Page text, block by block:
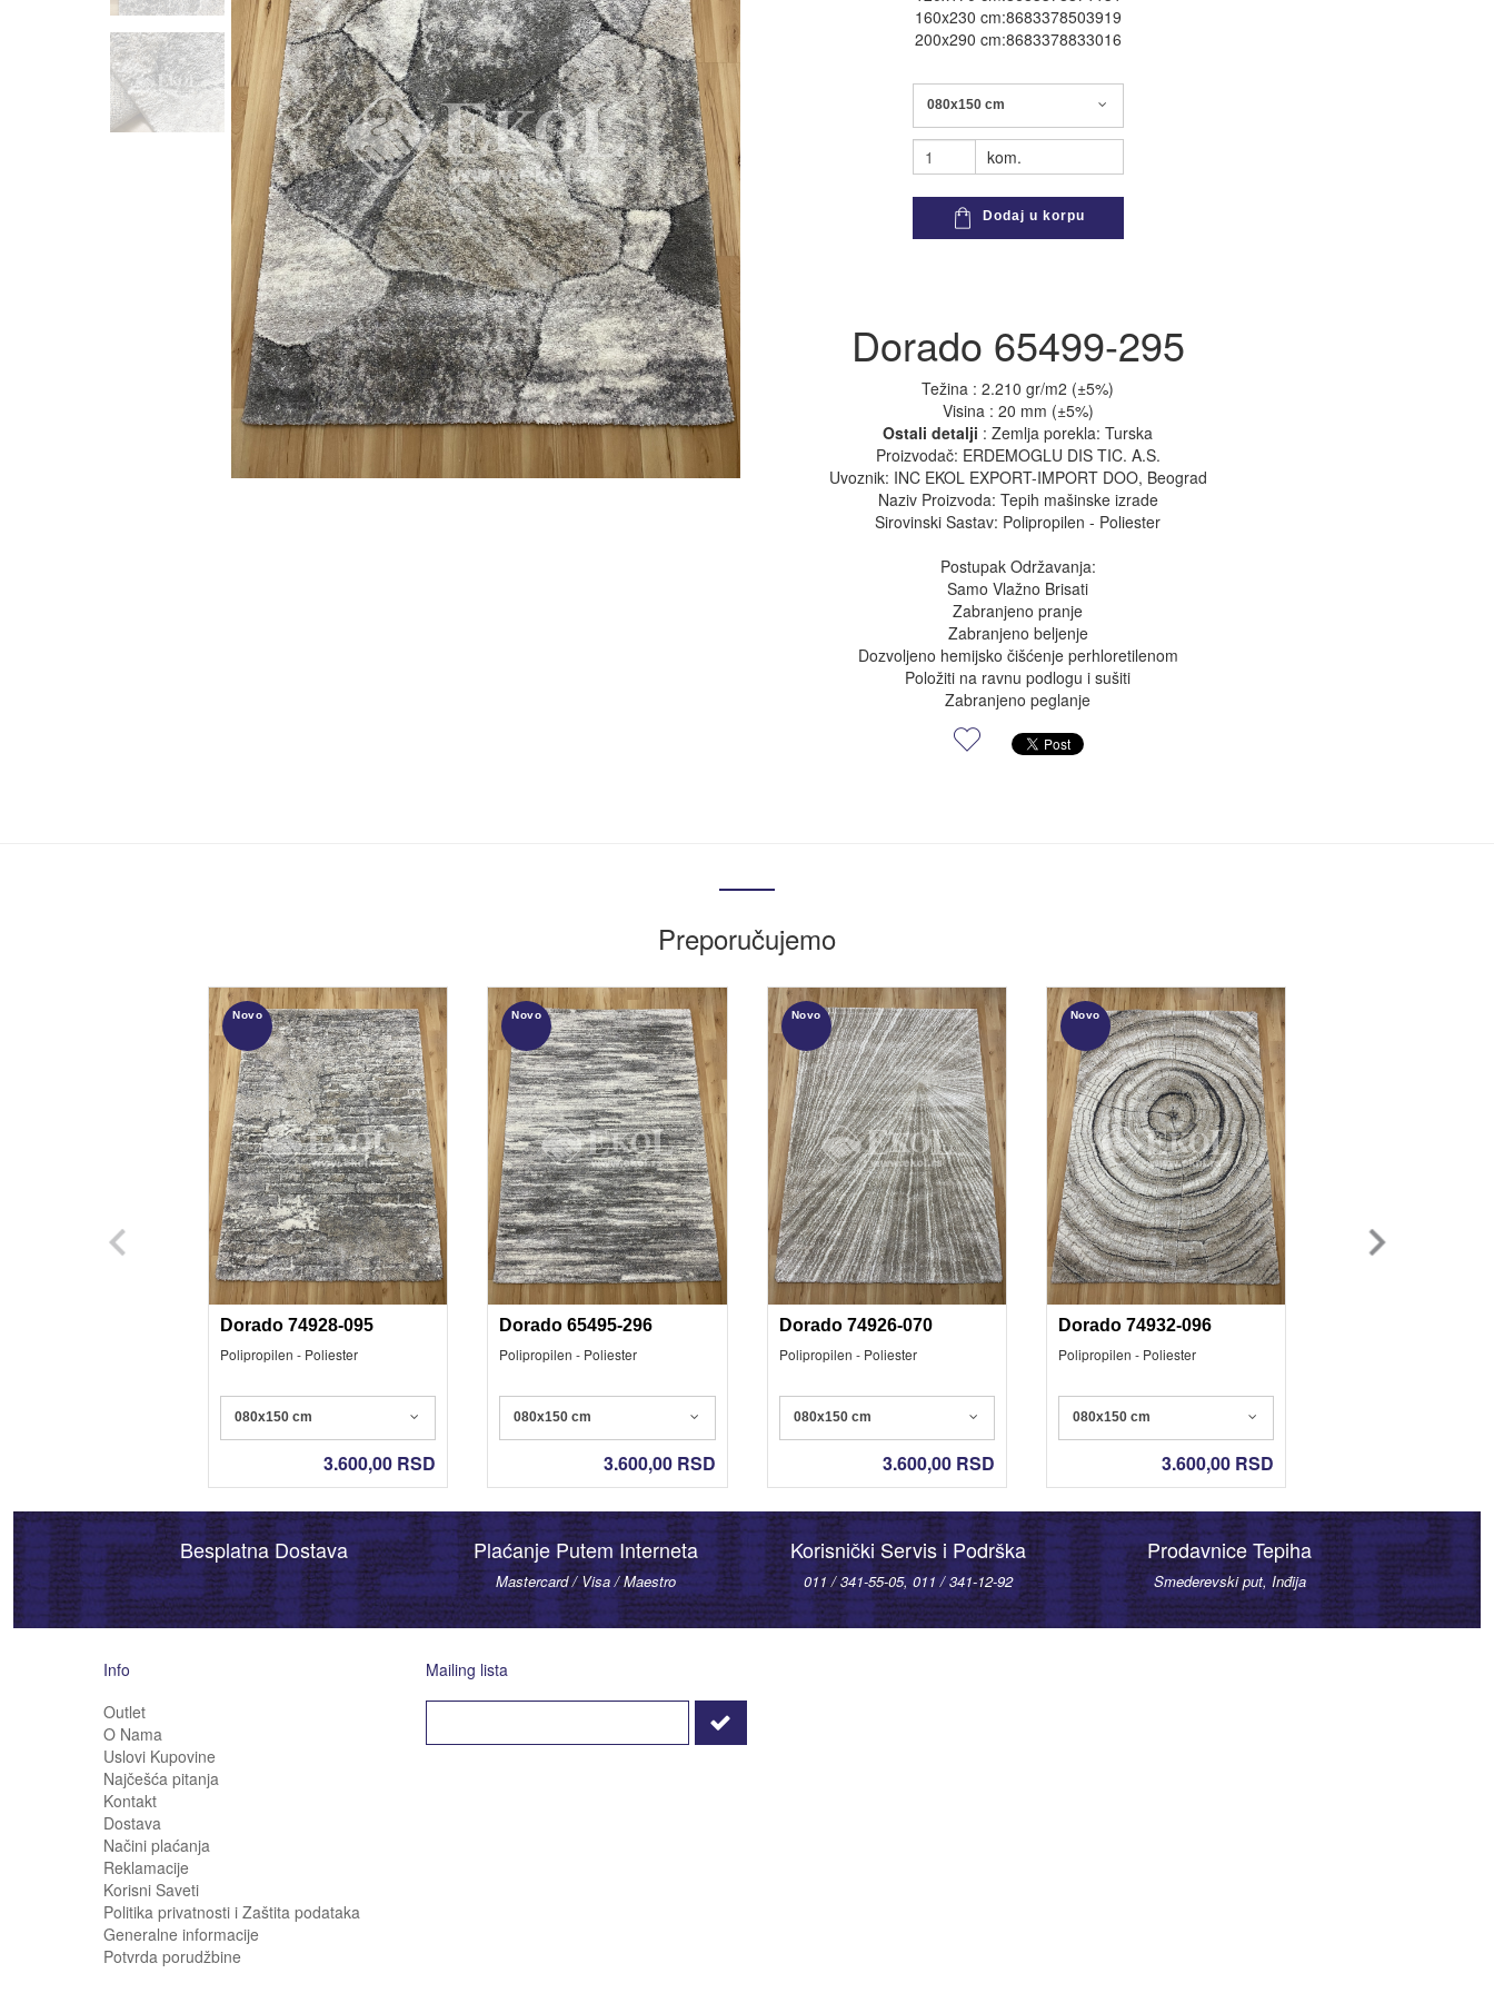
pogledaj sve
pogledaj sve
160x230 cm:8683378503919
200x290 cm:8683378833016
080x150 cm
kom.
Dodaj u korpu
Dorado 65499-295
Težina : 2.210 gr/m2 (±5%)
Visina : 20 mm (±5%)
Ostali detalji : Zemlja porekla: Turska
Proizvodač: ERDEMOGLU DIS TIC. A.S.
Uvoznik: INC EKOL EXPORT-IMPORT DOO, Beograd
Naziv Proizvoda: Tepih mašinske izrade
Sirovinski Sastav: Polipropilen - Poliester
Postupak Održavanja:
Samo Vlažno Brisati
Zabranjeno pranje
Zabranjeno beljenje
Dozvoljeno hemijsko čišćenje perhloretilenom
Položiti na ravnu podlogu i sušiti
Zabranjeno peglanje
Preporučujemo
Novo
Dorado 74928-095
Polipropilen - Poliester
080x150 cm
3.600,00 RSD
Novo
Dorado 65495-296
Polipropilen - Poliester
080x150 cm
3.600,00RSD
Novo
Dorado 74926-070
Polipropilen - Poliester
080x150 cm
3.600,00RSD
Novo
Dorado 74932-096
Polipropilen - Poliester
080x150 cm
3.600,00 RSD
Besplatna Dostava Plaćanje Putem Interneta
Mastercard / Visa / Maestro
Korisnički Servis i Podrška
011 / 341-55-05, 011 / 341-12-92
Prodavnice Tepiha
Smederevski put, Inđija
Info
Outlet
O Nama
Uslovi Kupovine
Najčešća pitanja
Kontakt
Dostava
Načini plaćanja
Reklamacije
Korisni Saveti
Politika privatnosti i Zaštita podataka
Generalne informacije
Potvrda porudžbine
Mailing lista